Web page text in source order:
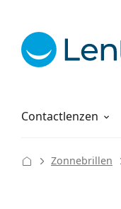
Contactlenzen
Lenzenvloeistoffen
Hoe bestellen
Zonnebrillen